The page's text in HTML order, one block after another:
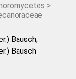
>
Bausch;
Bausch